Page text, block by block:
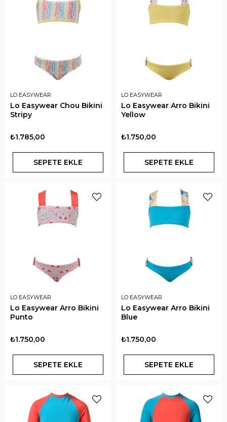
LO EASYWEAR
Lo Easywear Chou Bikini
Stripy
₺1.785,00
SEPETE EKLE
LO EASYWEAR
Lo Easywear Arro Bikini
Yellow
₺1.750,00
SEPETE EKLE
LO EASYWEAR
Lo Easywear Arro Bikini
Punto
₺1.750,00
SEPETE EKLE
LO EASYWEAR
Lo Easywear Arro Bikini
Blue
₺1.750,00
SEPETE EKLE